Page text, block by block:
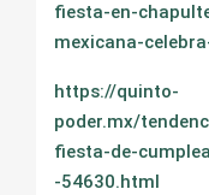
fiesta-en-
mexicana-
https://quinto-
poder.mx/
fiesta-de-
-54630.html